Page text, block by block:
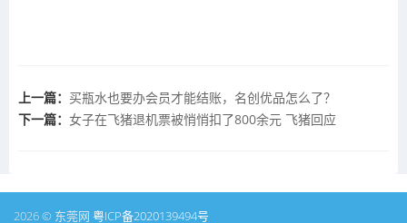
上一篇： 买瓶水也要办会员才能结账，名创优品怎么了？
下一篇： 女子在飞猪退机票被悄悄扣了800余元 飞猪回应
2026 © 东莞网 粤ICP备2020139494号